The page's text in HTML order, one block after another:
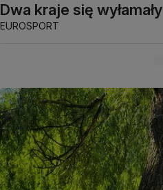
Dwa kraje się wyłamały
EUROSPORT